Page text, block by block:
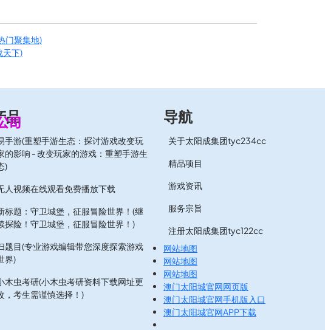
门聚集地)
天下)
品
手游(重塑手游生态：探讨游戏改变玩
的影响 - 改变玩家的游戏：重塑手游生
)
人视频在线观看免费播放下载
标题：守卫城堡，征服冒险世界！(继
探险！守卫城堡，征服冒险世界！)
题目(专业游戏编辑带您深度探索游戏
界)
木虫考研(小木虫考研资料下载网址更
，考生需谨慎选择！)
导航
关于太阳成集团tyc234cc
精品项目
游戏资讯
服务宗旨
注册太阳成集团tyc122cc
网站地图
网站地图
网站地图
澳门太阳城官网网页版
澳门太阳城官网手机版入口
澳门太阳城官网APP下载